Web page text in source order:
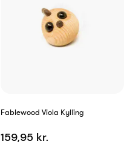
Fablewood Viola Kylling
159,95 kr.